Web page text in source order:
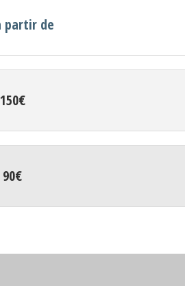
partir de
150€
90€